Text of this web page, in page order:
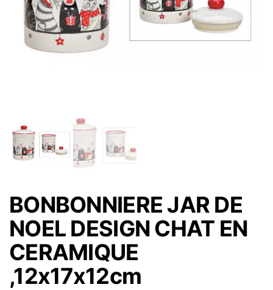
BONBONNIERE JAR DE
NOEL DESIGN CHAT EN
CERAMIQUE
,12x17x12cm